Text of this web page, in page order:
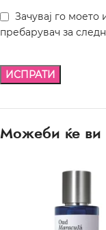
Зачувај го
пребарувач за
Можеби ќе